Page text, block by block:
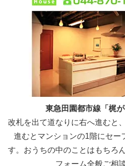
東急田園都市線「梶
改札を出て道なりに右へ進むと
進むとマンションの1階にセー
す。おうちの中のことはもちろ
フォーム全般ご相